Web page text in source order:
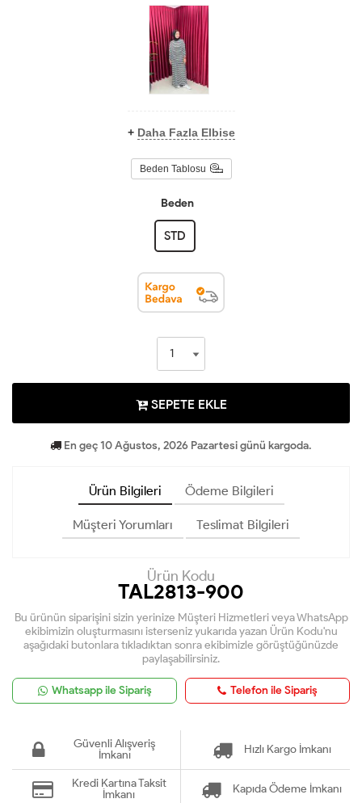
+ Daha Fazla Elbise
Beden Tablosu
Beden
STD
SEPETE EKLE
En geç 10 Ağustos, 2026 Pazartesi günü kargoda.
Ürün Bilgileri Ödeme Bilgileri
Müşteri Yorumları Teslimat Bilgileri
Ürün Kodu
TAL2813-900
Bu ürünün siparişini sizin yerinize Müşteri Hizmetleri veya WhatsApp
ekibimizin oluşturmasını isterseniz yukarıda yazan Ürün Kodu'nu
aşağıdaki butonlara tıkladıktan sonra ekibimizle görüştüğünüzde
paylaşabilirsiniz.
Whatsapp ile Sipariş Telefon ile Sipariş
Güvenli Alışveriş
İmkanı
Hızlı Kargo İmkanı
Kredi Kartına Taksit
İmkanı
Kapıda Ödeme İmkanı